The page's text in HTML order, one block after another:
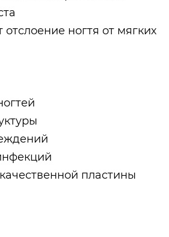
ногтя от мягких
пластины